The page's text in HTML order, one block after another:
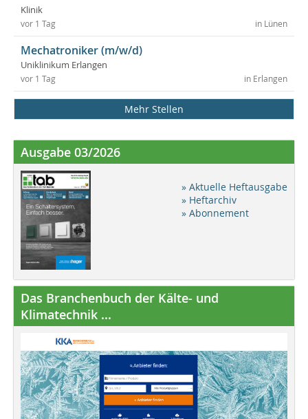
Klinik
in Lünen
vor 1 Tag
Mechatroniker (m/w/d)
Uniklinikum Erlangen
in Erlangen
vor 1 Tag
Mehr Stellen
Ausgabe 03/2026
» Aktuelle Heftausgabe
» Heftarchiv
» Abonnement
Das Branchenbuch der Kälte- und
Klimatechnik ...